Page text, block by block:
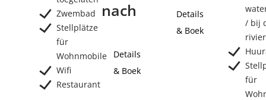
Zwembad
Stellplätze
für
Wohnmobile
Wifi
Restaurant
nach
Details
& Boek
Details
& Boek
/ bij
rivier
für